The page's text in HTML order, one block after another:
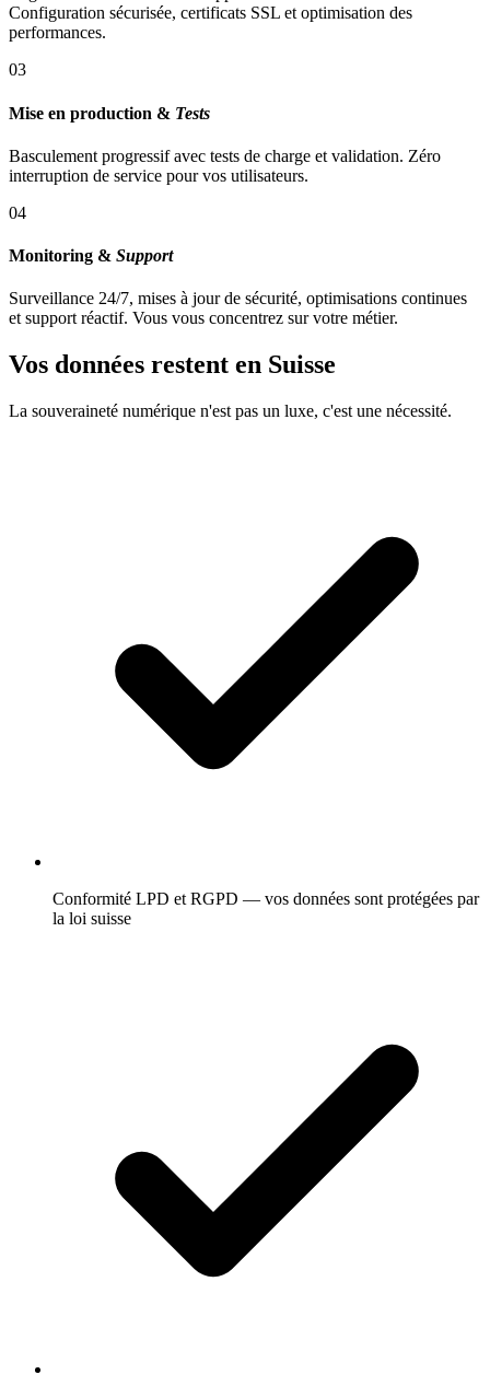
Configuration sécurisée, certificats SSL et optimisation des
performances.
03
Mise en production & Tests
Basculement progressif avec tests de charge et validation. Zéro
interruption de service pour vos utilisateurs.
04
Monitoring & Support
Surveillance 24/7, mises à jour de sécurité, optimisations continues
et support réactif. Vous vous concentrez sur votre métier.
Vos données restent en Suisse
La souveraineté numérique n'est pas un luxe, c'est une nécessité.
Conformité LPD et RGPD — vos données sont protégées par
la loi suisse